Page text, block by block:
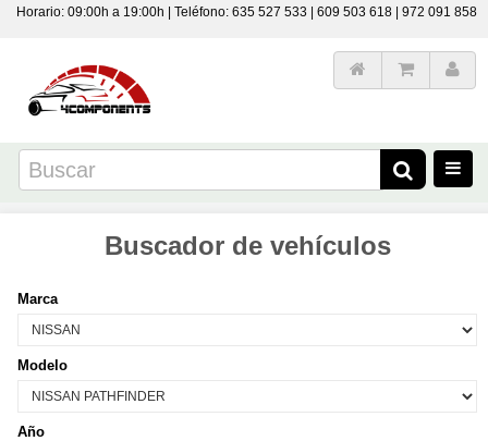
Horario: 09:00h a 19:00h | Teléfono: 635 527 533 | 609 503 618 | 972 091 858
Buscador de vehículos
Marca
Modelo
Año